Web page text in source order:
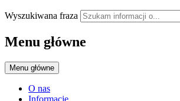
Wyszukiwana fraza
Menu główne
Menu główne
O nas
Informacje